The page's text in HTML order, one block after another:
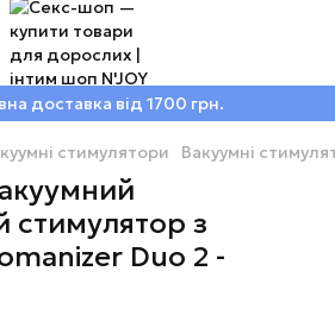
доставка від 1700 грн.
стимулятори Вакуумні
стимулятор з
Duo 2 -